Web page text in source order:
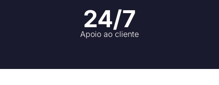
24/7
Apoio ao cliente